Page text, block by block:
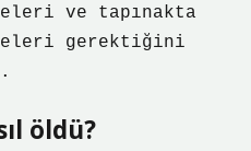
ve tapınakta
gerektiğini
öldü?